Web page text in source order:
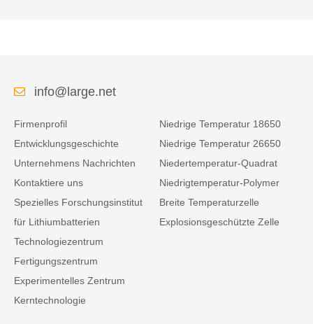
info@large.net
Firmenprofil
Entwicklungsgeschichte
Unternehmens Nachrichten
Kontaktiere uns
Spezielles Forschungsinstitut
für Lithiumbatterien
Technologiezentrum
Fertigungszentrum
Experimentelles Zentrum
Kerntechnologie
Niedrige Temperatur 18650
Niedrige Temperatur 26650
Niedertemperatur-Quadrat
Niedrigtemperatur-Polymer
Breite Temperaturzelle
Explosionsgeschützte Zelle